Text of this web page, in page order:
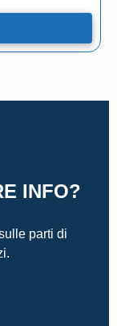
INFO?
parti di